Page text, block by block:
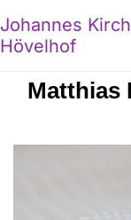
Johannes
Hövelhof
Matthias